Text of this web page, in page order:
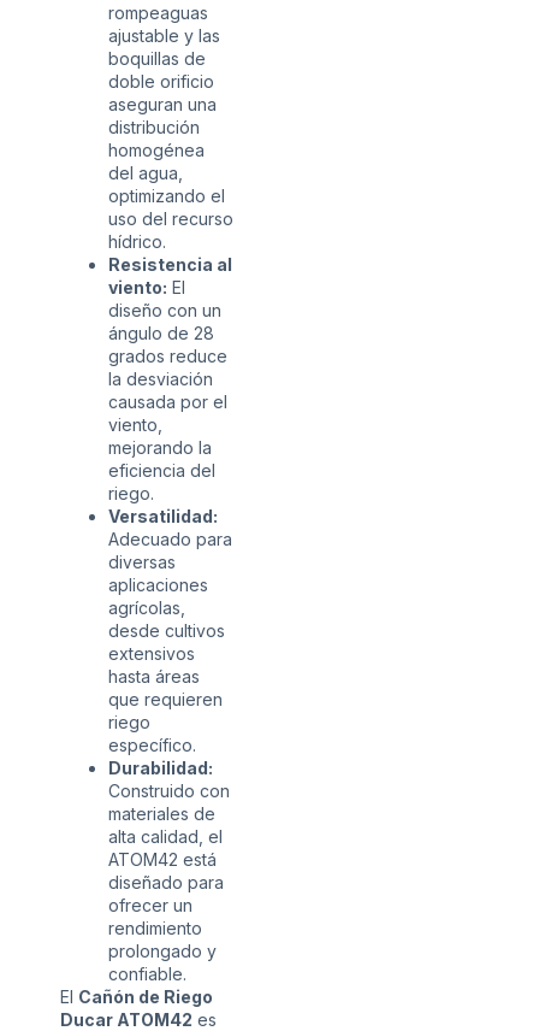
rompeaguas
ajustable y las
boquillas de
doble orificio
aseguran una
distribución
homogénea
del agua,
optimizando el
uso del recurso
hídrico.
Resistencia al
viento: El
diseño con un
ángulo de 28
grados reduce
la desviación
causada por el
viento,
mejorando la
eficiencia del
riego.
Versatilidad:
Adecuado para
diversas
aplicaciones
agrícolas,
desde cultivos
extensivos
hasta áreas
que requieren
riego
específico.
Durabilidad:
Construido con
materiales de
alta calidad, el
ATOM42 está
diseñado para
ofrecer un
rendimiento
prolongado y
confiable.
El Cañón de Riego
Ducar ATOM42 es